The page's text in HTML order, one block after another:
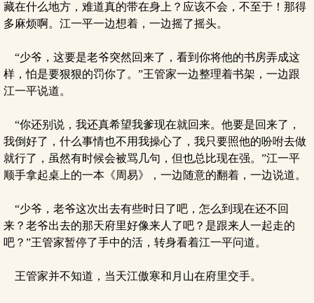
藏在什么地方，难道真的带在身上？应该不会，不至于！那得
多麻烦啊。江一平一边想着，一边摇了摇头。
“少爷，这要是老爷突然回来了，看到你将他的书房弄成这
样，怕是要狠狠的罚你了。”王管家一边整理着书架，一边跟
江一平说道。
“你还别说，我还真希望我爹现在就回来。他要是回来了，
我倒好了，什么事情也不用我操心了，我只要照他的吩咐去做
就行了，虽然有时候会被骂几句，但也总比现在强。”江一平
顺手拿起桌上的一本《周易》，一边随意的翻着，一边说道。
“少爷，老爷这次出去有些时日了吧，怎么到现在还不回
来？老爷出去的那天府里好像来人了吧？是跟来人一起走的
吧？”王管家暂停了手中的活，转身看着江一平问道。
王管家并不知道，当天江傲寒和月山在府里交手。